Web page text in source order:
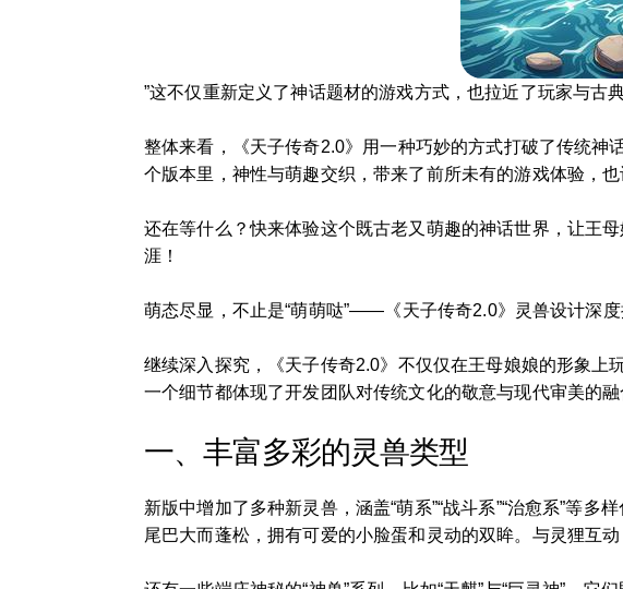
”这不仅重新定义了神话题材的游戏方式，也拉近了玩家与古
整体来看，《天子传奇2.0》用一种巧妙的方式打破了传统神
个版本里，神性与萌趣交织，带来了前所未有的游戏体验，
还在等什么？快来体验这个既古老又萌趣的神话世界，让王
涯！
萌态尽显，不止是“萌萌哒”——《天子传奇2.0》灵兽设计深
继续深入探究，《天子传奇2.0》不仅仅在王母娘娘的形象
一个细节都体现了开发团队对传统文化的敬意与现代审美的融
一、丰富多彩的灵兽类型
新版中增加了多种新灵兽，涵盖“萌系”“战斗系”“治愈系”等
尾巴大而蓬松，拥有可爱的小脸蛋和灵动的双眸。与灵狸互